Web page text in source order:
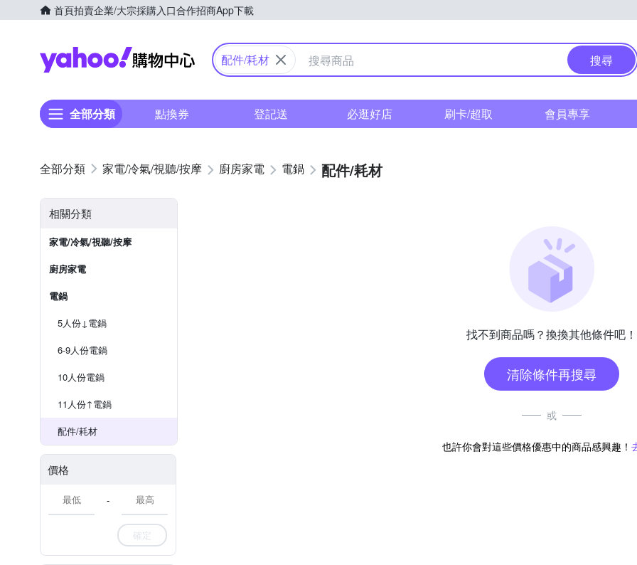
首頁拍賣企業/大宗採購入口合作招商App下載
Yahoo購物中心
配件/耗材 搜尋
全部分類 點換券 登記送 必逛好店 刷卡/超取 會員專享
家電/冷氣/視聽/按摩 廚房家電 電鍋 配件/耗材
相關分類
家電/冷氣/視聽/按摩
廚房家電
電鍋
5人份↓電鍋
6-9人份電鍋
10人份電鍋
11人份↑電鍋
配件/耗材
價格
-
確定
找不到商品嗎？換換其他條件吧！
清除條件再搜尋
或
也許你會對這些價格優惠中的商品感興趣！